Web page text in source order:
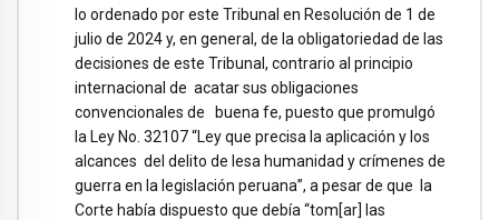
lo ordenado por este Tribunal en Resolución de 1 de
julio de 2024 y, en general, de la obligatoriedad de las
decisiones de este Tribunal, contrario al principio
internacional de acatar sus obligaciones
convencionales de buena fe, puesto que promulgó
la Ley No. 32107 “Ley que precisa la aplicación y los
alcances del delito de lesa humanidad y crímenes de
guerra en la legislación peruana”, a pesar de que la
Corte había dispuesto que debía “tom[ar] las